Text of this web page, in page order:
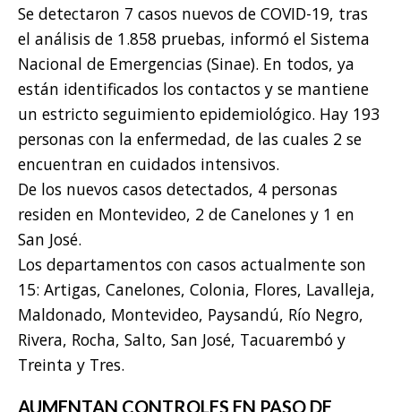
Se detectaron 7 casos nuevos de COVID-19, tras
el análisis de 1.858 pruebas, informó el Sistema
Nacional de Emergencias (Sinae). En todos, ya
están identificados los contactos y se mantiene
un estricto seguimiento epidemiológico. Hay 193
personas con la enfermedad, de las cuales 2 se
encuentran en cuidados intensivos.
De los nuevos casos detectados, 4 personas
residen en Montevideo, 2 de Canelones y 1 en
San José.
Los departamentos con casos actualmente son
15: Artigas, Canelones, Colonia, Flores, Lavalleja,
Maldonado, Montevideo, Paysandú, Río Negro,
Rivera, Rocha, Salto, San José, Tacuarembó y
Treinta y Tres.
AUMENTAN CONTROLES EN PASO DE